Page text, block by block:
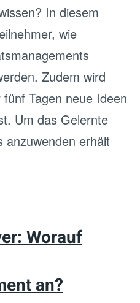
In diesem
wie
Zudem wird
Tagen neue Ideen
Um das Gelernte
anzuwenden erhält
Worauf
an?